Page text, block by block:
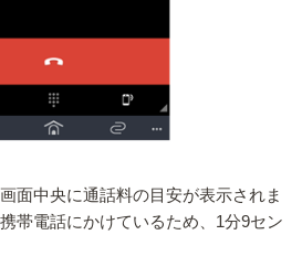
面中央に通話料の目安が表示されま
帯電話にかけているため、1分9セン